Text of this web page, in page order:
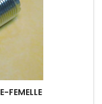
FEMELLE